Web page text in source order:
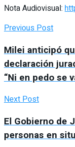
Nota Audiovisual:
Previous Post
Milei anticipó
declaración
“Ni en pedo se
Next Post
El Gobierno de
personas en